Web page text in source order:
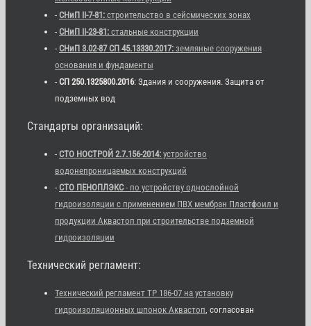
- СНиП II-7-81: строительство в сейсмических зонах
- СНиП II-23-81: стальные конструкции
- СНиП 3.02-87 СП 45.13330.2017: земляные сооружения
основания и фундаменты
- СП 250.1325800.2016: Здания и сооружения. Защита от
подземных вод
Стандарты организаций:
- СТО НОСТРОЙ 2.7.156-2014: устройство
водонепроницаемых конструкций
- СТО ПЕНОПЛЭКС- по устройству однослойной
гидроизоляции с применением ПВХ мембран Пластфоил и
продукции Аквастоп при строительстве подземной
гидроизоляции
Технический регламент:
Технический регламент ТР 186-07 на установку
гидроизоляционных шпонок Аквастоп , согласован